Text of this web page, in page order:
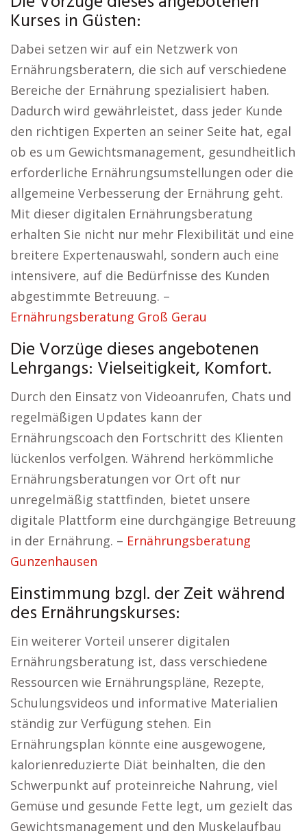
Kurses in Güsten:
Dabei setzen wir auf ein Netzwerk von
Ernährungsberatern, die sich auf verschiedene
Bereiche der Ernährung spezialisiert haben.
Dadurch wird gewährleistet, dass jeder Kunde
den richtigen Experten an seiner Seite hat, egal
ob es um Gewichtsmanagement, gesundheitlich
erforderliche Ernährungsumstellungen oder die
allgemeine Verbesserung der Ernährung geht.
Mit dieser digitalen Ernährungsberatung
erhalten Sie nicht nur mehr Flexibilität und eine
breitere Expertenauswahl, sondern auch eine
intensivere, auf die Bedürfnisse des Kunden
abgestimmte Betreuung. –
Ernährungsberatung Groß Gerau
Die Vorzüge dieses angebotenen
Lehrgangs: Vielseitigkeit, Komfort.
Durch den Einsatz von Videoanrufen, Chats und
regelmäßigen Updates kann der
Ernährungscoach den Fortschritt des Klienten
lückenlos verfolgen. Während herkömmliche
Ernährungsberatungen vor Ort oft nur
unregelmäßig stattfinden, bietet unsere
digitale Plattform eine durchgängige Betreuung
in der Ernährung. – Ernährungsberatung
Gunzenhausen
Einstimmung bzgl. der Zeit während
des Ernährungskurses:
Ein weiterer Vorteil unserer digitalen
Ernährungsberatung ist, dass verschiedene
Ressourcen wie Ernährungspläne, Rezepte,
Schulungsvideos und informative Materialien
ständig zur Verfügung stehen. Ein
Ernährungsplan könnte eine ausgewogene,
kalorienreduzierte Diät beinhalten, die den
Schwerpunkt auf proteinreiche Nahrung, viel
Gemüse und gesunde Fette legt, um gezielt das
Gewichtsmanagement und den Muskelaufbau